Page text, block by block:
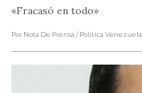
«Fracasó en todo»
Por Nota De Prensa / Política Venezuela